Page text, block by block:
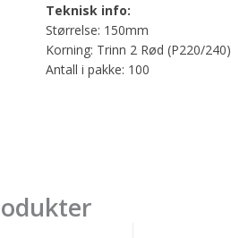
Teknisk info:
Størrelse: 150mm
Korning: Trinn 2 Rød (P220/240)
Antall i pakke: 100